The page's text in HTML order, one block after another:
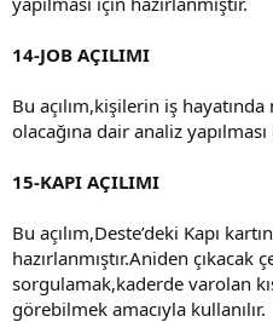
14-JOB AÇILIMI
Bu açılım,kişilerin iş
olacağına dair analiz yapılması
15-KAPI AÇILIMI
Bu açılım,Deste’deki Kapı
hazırlanmıştır.Aniden çıkacak
sorgulamak,kaderde varolan
görebilmek amacıyla kullanılır.